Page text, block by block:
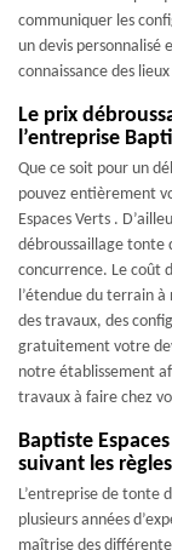
communiquer les
un devis personnalisé
connaissance des
Le prix
l’entreprise
Que ce soit pour un
pouvez entièrement
Espaces Verts .
débroussaillage tonte
concurrence. Le coût
l’étendue du terrain
des travaux, des
gratuitement votre
notre établissement
travaux à faire chez
Baptiste
suivant les
L’entreprise de tonte
plusieurs années
maîtrise des